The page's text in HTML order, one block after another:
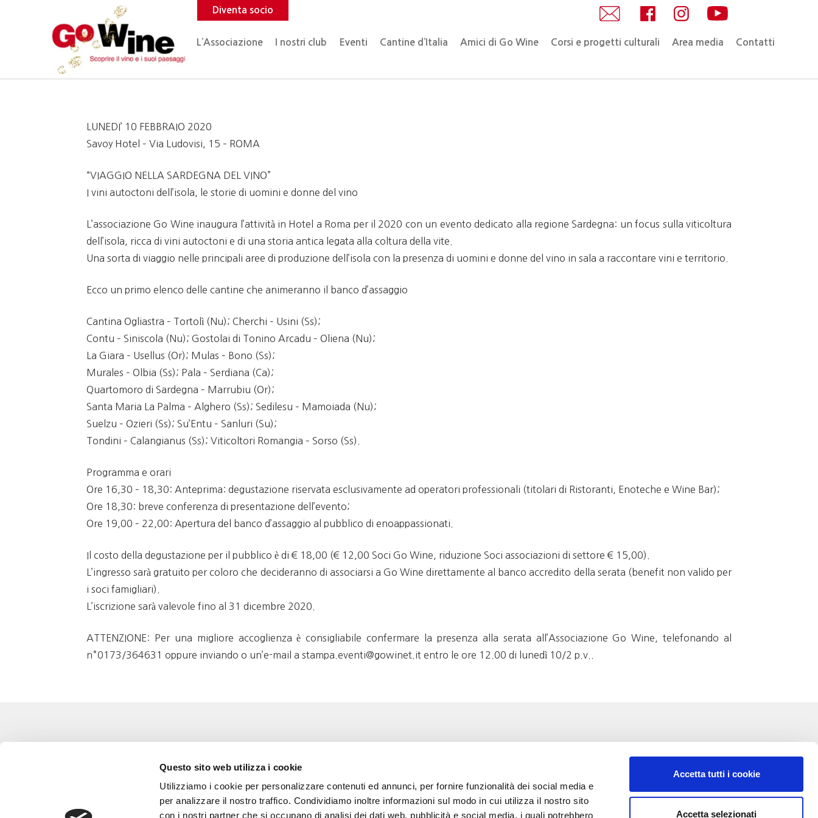
Questo sito web utilizza i cookie
Utilizziamo i cookie per personalizzare contenuti ed annunci, per fornire funzionalità dei social media e
per analizzare il nostro traffico. Condividiamo inoltre informazioni sul modo in cui utilizza il nostro sito
con i nostri partner che si occupano di analisi dei dati web, pubblicità e social media, i quali potrebbero
Accetta tutti i cookie
Accetta selezionati
Diventa socio
L’Associazione I nostri club Eventi Cantine d’Italia Amici di Go Wine Corsi e progetti culturali Area media Contatti
LUNEDI’ 10 FEBBRAIO 2020
Savoy Hotel – Via Ludovisi, 15 – ROMA
“VIAGGIO NELLA SARDEGNA DEL VINO”
I vini autoctoni dell’isola, le storie di uomini e donne del vino
L’associazione Go Wine inaugura l’attività in Hotel a Roma per il 2020 con un evento dedicato alla regione Sardegna: un focus sulla viticoltura
dell’isola, ricca di vini autoctoni e di una storia antica legata alla coltura della vite.
Una sorta di viaggio nelle principali aree di produzione dell’isola con la presenza di uomini e donne del vino in sala a raccontare vini e territorio.
Ecco un primo elenco delle cantine che animeranno il banco d’assaggio
Cantina Ogliastra – Tortolì (Nu); Cherchi – Usini (Ss);
Contu – Siniscola (Nu); Gostolai di Tonino Arcadu – Oliena (Nu);
La Giara – Usellus (Or); Mulas – Bono (Ss);
Murales – Olbia (Ss); Pala – Serdiana (Ca);
Quartomoro di Sardegna – Marrubiu (Or);
Santa Maria La Palma – Alghero (Ss); Sedilesu – Mamoiada (Nu);
Suelzu – Ozieri (Ss); Su’Entu – Sanluri (Su);
Tondini – Calangianus (Ss); Viticoltori Romangia – Sorso (Ss).
Programma e orari
Ore 16,30 – 18,30: Anteprima: degustazione riservata esclusivamente ad operatori professionali (titolari di Ristoranti, Enoteche e Wine Bar);
Ore 18,30: breve conferenza di presentazione dell’evento;
Ore 19,00 – 22,00: Apertura del banco d’assaggio al pubblico di enoappassionati.
Il costo della degustazione per il pubblico è di € 18,00 (€ 12,00 Soci Go Wine, riduzione Soci associazioni di settore € 15,00).
L’ingresso sarà gratuito per coloro che decideranno di associarsi a Go Wine direttamente al banco accredito della serata (benefit non valido per
i soci famigliari).
L’iscrizione sarà valevole fino al 31 dicembre 2020.
ATTENZIONE: Per una migliore accoglienza è consigliabile confermare la presenza alla serata all’Associazione Go Wine, telefonando al
n°0173/364631 oppure inviando o un’e-mail a stampa.eventi@gowinet.it entro le ore 12.00 di lunedì 10/2 p.v..
Corsi e Progetti culturali L’associazione
Gli amici di Go Wine
12051 Alba (Cn)
tel. +39 0173 364631